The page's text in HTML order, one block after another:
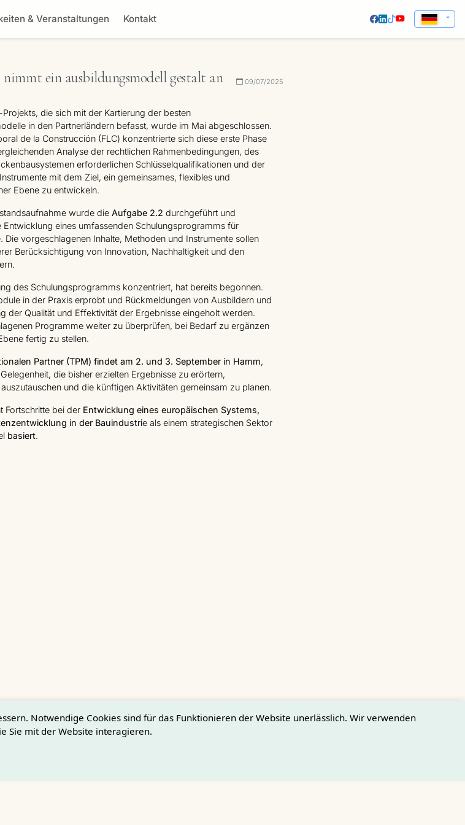
& Veranstaltungen Kontakt
nimmt ein ausbildungsmodell gestalt an 09/07/2025
die sich mit der Kartierung der besten
in den Partnerländern befasst, wurde im Mai abgeschlossen.
de la Construcción (FLC) konzentrierte sich diese erste Phase
Analyse der rechtlichen Rahmenbedingungen, des
erforderlichen Schlüsselqualifikationen und der
mit dem Ziel, ein gemeinsames, flexibles und
Ebene zu entwickeln.
wurde dieAufgabe 2.2 durchgeführt und
eines umfassenden Schulungsprogramms für
Die vorgeschlagenen Inhalte, Methoden und Instrumente sollen
Berücksichtigung von Innovation, Nachhaltigkeit und den
des Schulungsprogramms konzentriert, hat bereits begonnen.
in der Praxis erprobt und Rückmeldungen von Ausbildern und
der Qualität und Effektivität der Ergebnisse eingeholt werden.
Programme weiter zu überprüfen, bei Bedarf zu ergänzen
fertig zu stellen.
Partner (TPM) findet am 2. und 3. September in Hamm,
die bisher erzielten Ergebnisse zu erörtern,
und die künftigen Aktivitäten gemeinsam zu planen.
Fortschritte bei der Entwicklung eines europäischen Systems,
in der Bauindustrie als einem strategischen Sektor
basiert.
Notwendige Cookies sind für das Funktionieren der Website unerlässlich. Wir verwenden
Sie mit der Website interagieren.